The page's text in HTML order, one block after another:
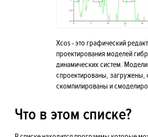
Xcos - это графический
проектирования моделей
динамических систем.
спроектированы, загружены,
скомпилированы и
Что в этом списке?